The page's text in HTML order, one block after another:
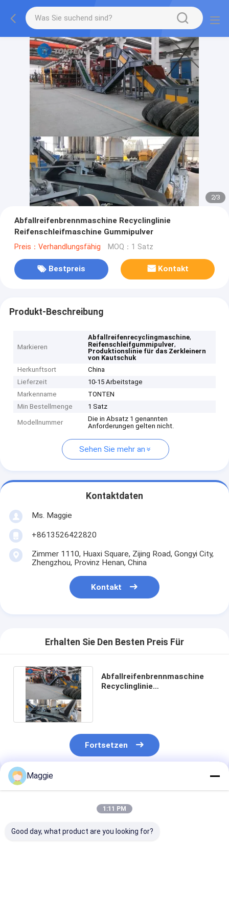
2/3
Abfallreifenbrennmaschine Recyclinglinie
Reifenschleifmaschine Gummipulver
Preis：Verhandlungsfähig MOQ：1 Satz
Bestpreis Kontakt
Produkt-Beschreibung
Markieren
Abfallreifenrecyclingmaschine,
Reifenschleifgummipulver,
Produktionslinie für das Zerkleinern
von Kautschuk
Herkunftsort
China
Lieferzeit
10-15 Arbeitstage
Markenname
TONTEN
Min Bestellmenge
1 Satz
Modellnummer
Die in Absatz 1 genannten
Anforderungen gelten nicht.
Sehen Sie mehr an
Kontaktdaten
Ms. Maggie
+8613526422820
Zimmer 1110, Huaxi Square, Zijing Road, Gongyi City,
Zhengzhou, Provinz Henan, China
Kontakt
Erhalten Sie Den Besten Preis Für
Abfallreifenbrennmaschine
Recyclinglinie
Fortsetzen
Empfohlene Produkte
Maggie
1:11 PM
Good day, what product are you looking for?